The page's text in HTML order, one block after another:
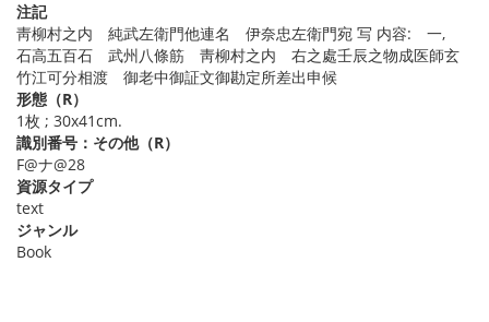
注記
靑柳村之内 純武左衛門他連名 伊奈忠左衛門宛 写 内容: 一,
石高五百石 武州八條筋 靑柳村之内 右之處壬辰之物成医師玄
竹江可分相渡 御老中御証文御勘定所差出申候
形態（R）
1枚 ; 30x41cm.
識別番号：その他（R）
F@ナ@28
資源タイプ
text
ジャンル
Book